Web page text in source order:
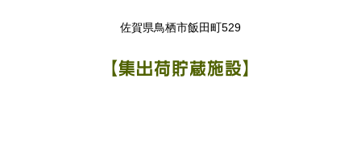
佐賀県鳥栖市飯田町529
【集出荷貯蔵施設】